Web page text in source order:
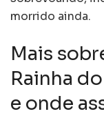
morrido ainda.
Mais
Rainha
e onde